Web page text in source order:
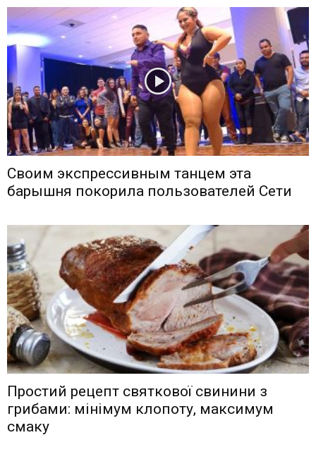
Своим экспрессивным танцем эта
барышня покорила пользователей Сети
Простий рецепт святкової свинини з
грибами: мінімум клопоту, максимум
смаку